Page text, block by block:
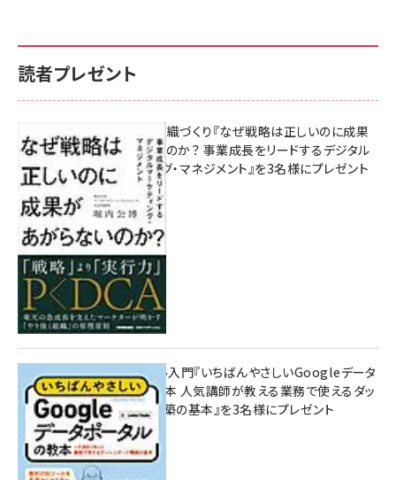
読者プレゼント
成果を生む組織づくり『なぜ戦略は正しいのに成果
があがらないのか？ 事業成長をリードするデジタル
マーケティング・マネジメント』を3名様にプレゼント
10:00
無料BIツール入門『いちばんやさしいGoogleデータ
ポータルの教本 人気講師が教える業務で使えるダッ
シュボード構築の基本』を3名様にプレゼント
7月31日 10:00